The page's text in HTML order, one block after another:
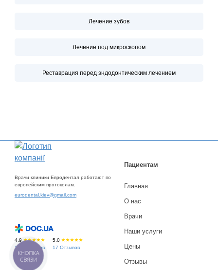
Лечение зубов
Лечение под микроскопом
Реставрация перед эндодонтическим лечением
Врачи клиники Евродентал работают по
европейским протоколам.
eurodental.kiev@gmail.com
4.9
196 Отзывов
5.0
17 Отзывов
Пациентам
Главная
О нас
Врачи
Наши услуги
Цены
Отзывы
КНОПКА
СВЯЗИ